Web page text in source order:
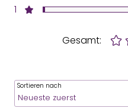
1
Gesamt:
Sortieren nach